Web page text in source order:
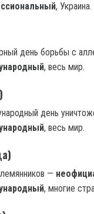
, Украина.
день борьбы с
, весь мир.
день
, весь мир.
—
, многие